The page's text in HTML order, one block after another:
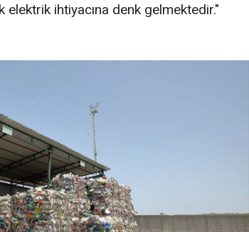
elektrik ihtiyacına denk gelmektedir."